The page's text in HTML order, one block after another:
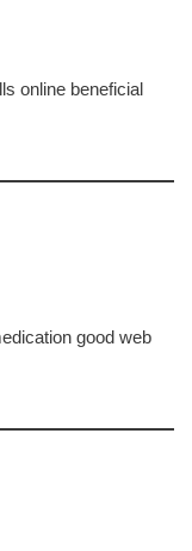
online beneficial
good web